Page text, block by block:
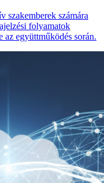
szakemberek számára
folyamatok
az együttműködés során.